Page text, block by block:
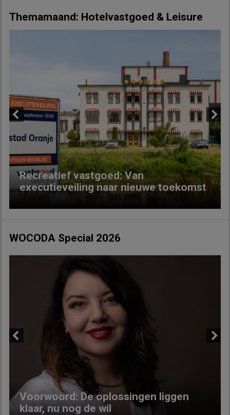
Themamaand: Hotelvastgoed & Leisure
Recreatief vastgoed: Van
executieveiling naar nieuwe toekomst
Next
WOCODA Special 2026
Voorwoord: De oplossingen liggen
klaar, nu nog de wil